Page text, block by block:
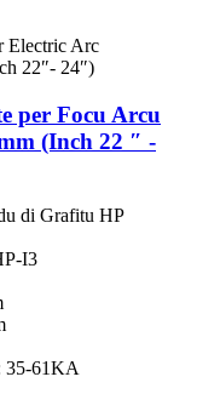
per Focu Arcu
(Inch 22 ″ -
di Grafitu HP
I3
35-61KA